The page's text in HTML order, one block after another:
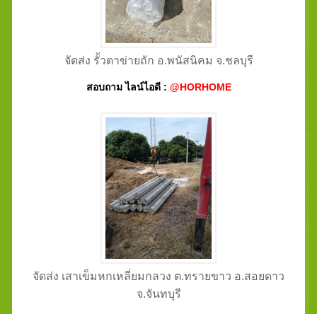
จัดส่ง รั้วตาข่ายถัก อ.พนัสนิคม จ.ชลบุรี
สอบถาม ไลน์ไอดี : @HORHOME
จัดส่ง เสาเข็มหกเหลี่ยมกลวง ต.ทรายขาว อ.สอยดาว
จ.จันทบุรี